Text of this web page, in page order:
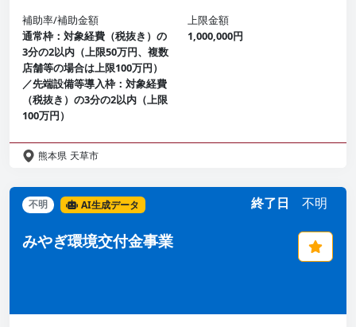
補助率/補助金額
通常枠：対象経費（税抜き）の
3分の2以内（上限50万円、複数
店舗等の場合は上限100万円）
／先端設備等導入枠：対象経費
（税抜き）の3分の2以内（上限
100万円）
上限金額
1,000,000円
熊本県 天草市
不明 AI生成データ 終了日 不明
みやぎ環境交付金事業